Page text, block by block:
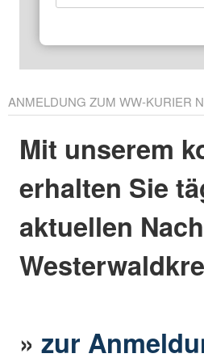
ANMELDUNG ZUM WW-KURIER
Mit unserem
erhalten Sie
aktuellen
»zur